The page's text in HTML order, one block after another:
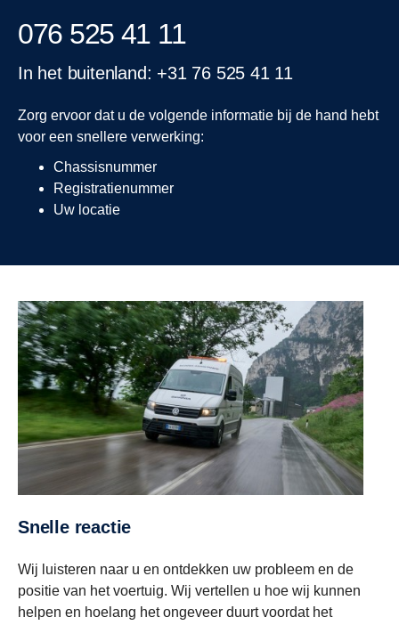
076 525 41 11
In het buitenland: +31 76 525 41 11
Zorg ervoor dat u de volgende informatie bij de hand hebt
voor een snellere verwerking:
Chassisnummer
Registratienummer
Uw locatie
Snelle reactie
Wij luisteren naar u en ontdekken uw probleem en de
positie van het voertuig. Wij vertellen u hoe wij kunnen
helpen en hoelang het ongeveer duurt voordat het